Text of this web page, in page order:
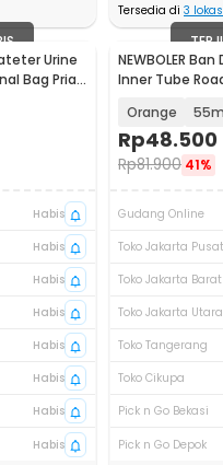
Tersedia di 3
Urine
Bag Pria
Habis
Habis
Habis
Habis
Habis
Habis
Habis
Habis
NEWBOLER
Inner Tube
Orange
Rp48.500
Rp81.900 41%
Gudang Online
Toko Jakarta Pusat
Toko Jakarta Barat
Toko Jakarta Utara
Toko Tangerang
Toko Cikupa
Pick n Go Bekasi
Pick n Go Depok